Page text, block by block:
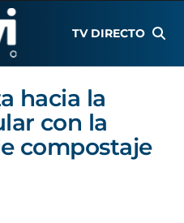
TV DIRECTO
hacia la
con la
compostaje